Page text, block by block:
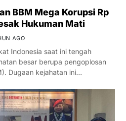
BBM Mega Korupsi Rp
Hukuman Mati
AGO
Indonesia saat ini tengah
besar berupa pengoplosan
Dugaan kejahatan ini…